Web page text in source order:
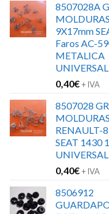
8507028A
9X17mm
Faros AC-
METALICA
UNIVERSAL
0,40€+ IVA
8507028
MOLDURAS
RENAULT-
SEAT 1430
UNIVERSAL
0,40€+ IVA
8506912